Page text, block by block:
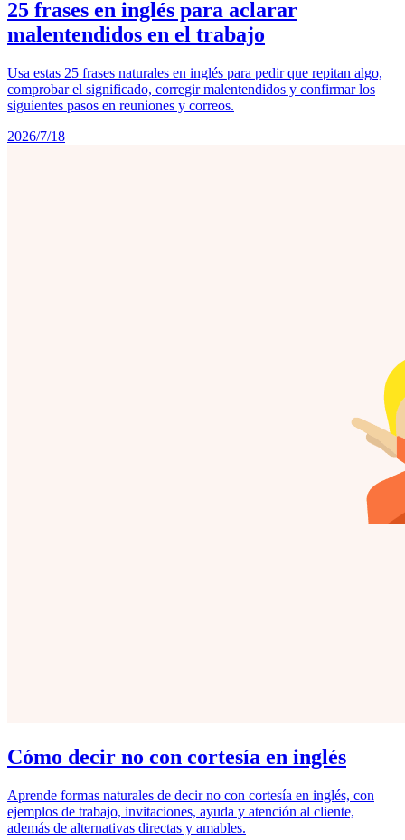
25 frases en inglés para aclarar
malentendidos en el trabajo
Usa estas 25 frases naturales en inglés para pedir que repitan algo,
comprobar el significado, corregir malentendidos y confirmar los
siguientes pasos en reuniones y correos.
2026/7/18
Cómo decir no con cortesía en inglés
Aprende formas naturales de decir no con cortesía en inglés, con
ejemplos de trabajo, invitaciones, ayuda y atención al cliente,
además de alternativas directas y amables.